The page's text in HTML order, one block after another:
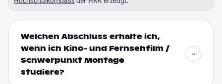
Welchen Abschluss erhalte ich,
wenn ich Kino- und Fernsehfilm /
Schwerpunkt Montage
studiere?